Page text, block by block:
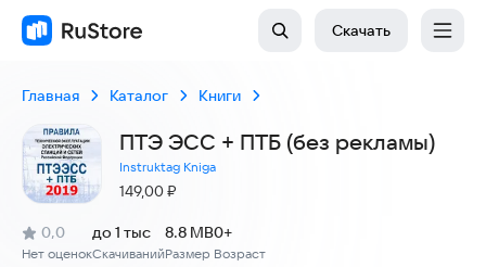
Скачать
Главная Каталог Книги
ПТЭ ЭСС + ПТБ (без рекламы)
Instruktag Kniga
Цена:
149,00₽
Рейтинг:
0,0
(
Нет оценок
)
Скачиваний
до 1 тыс
Размер
8.8 MB
Возраст
0+